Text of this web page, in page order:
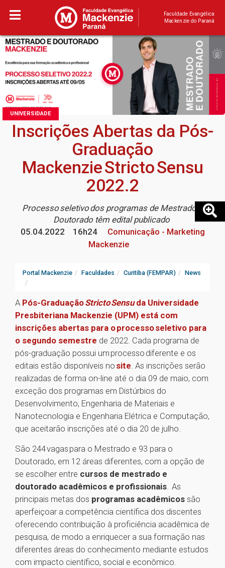
Faculdade Evangélica
Mackenzie do Paraná
UNIVERSIDADE
Inscrições Abertas da Pós-
Graduação
Mackenzie Stricto Sensu
2022.2
Processo seletivo dos programas de Mestrado e
Doutorado têm edital publicado
05.04.2022
16h24
Comunicação - Marketing
Mackenzie
Portal Mackenzie Faculdades Curitiba (FEMPAR) News
A Pós-GraduaçãoStricto Sensuda Universidade
Presbiteriana Mackenzie (UPM) está com
inscrições abertas para o processo seletivo para
o segundo semestre de 2022. Cada programa de
pós-graduação possui um processo diferente e os
editais estão disponíveis no site. As inscrições serão
realizadas de forma on-line até o dia 09 de maio, com
exceção dos programas em Distúrbios do
Desenvolvimento, Engenharia de Materiais e
Nanotecnologia e Engenharia Elétrica e Computação,
que aceitarão inscrições até o dia 20 de julho.
São 244 vagas para o Mestrado e 93 para o
Doutorado, em 12 áreas diferentes, com a opção de
se escolher entre cursos de mestrado e
doutorado acadêmicos e profissionais. As
principais metas dos programas acadêmicos são
aperfeiçoar a competência científica dos discentes
oferecendo contribuição à proficiência acadêmica de
pesquisa, de modo a enriquecer a sua formação nas
diferentes áreas do conhecimento mediante estudos
com impacto científico, social e econômico.